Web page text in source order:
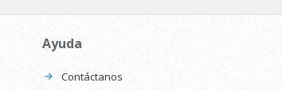
Ayuda
Contáctanos